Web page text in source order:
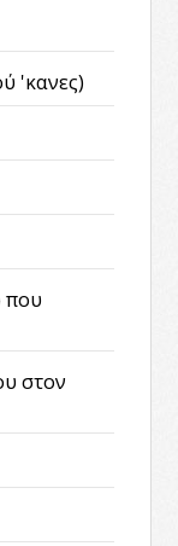
'κανες)
που
στον